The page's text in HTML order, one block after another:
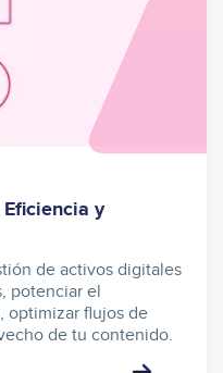
y
de activos digitales
potenciar el
optimizar flujos de
de tu contenido.